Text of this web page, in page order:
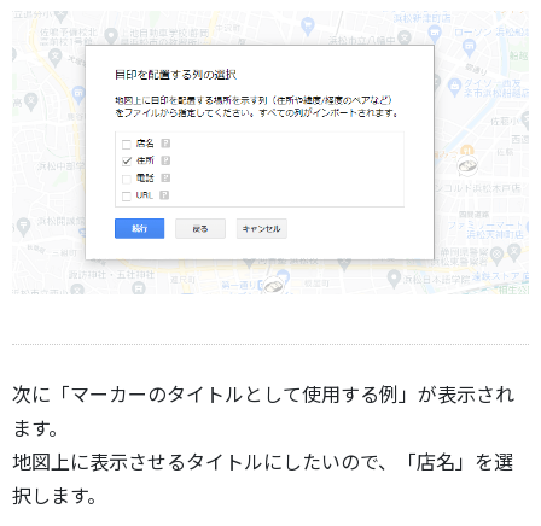
次に「マーカーのタイトルとして使用する例」が表示され
ます。
地図上に表示させるタイトルにしたいので、「店名」を選
択します。